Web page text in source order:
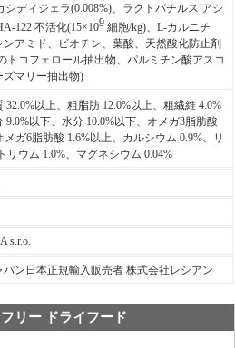
シディジェラ(0.008%)、ラクトバチルス アシ
122 不活化(15×109 細胞/kg)、L-カルニチ
ンアミド、ビオチン、葉酸、天然酸化防止剤
トコフェロール抽出物、パルミチン酸アスコ
ズマリー抽出物)
32.0%以上、粗脂肪 12.0%以上、粗繊維 4.0%
9.0%以下、水分 10.0%以下、オメガ3脂肪酸
メガ6脂肪酸 1.6%以上、カルシウム 0.9%、リ
リウム 1.0%、マグネシウム 0.04%
s.r.o.
パン日本正規輸入販売者 株式会社レシアン
リー ドライフード